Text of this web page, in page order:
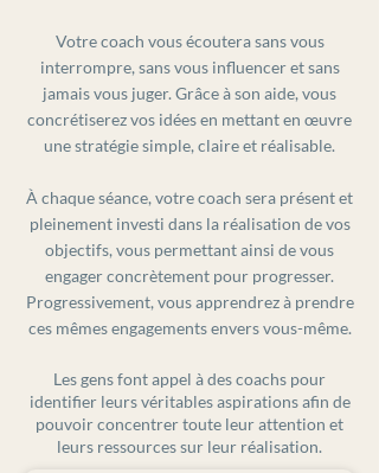
Votre coach vous écoutera sans vous
interrompre, sans vous influencer et sans
jamais vous juger. Grâce à son aide, vous
concrétiserez vos idées en mettant en œuvre
une stratégie simple, claire et réalisable.
À chaque séance, votre coach sera présent et
pleinement investi dans la réalisation de vos
objectifs, vous permettant ainsi de vous
engager concrètement pour progresser.
Progressivement, vous apprendrez à prendre
ces mêmes engagements envers vous-même.
Les gens font appel à des coachs pour
identifier leurs véritables aspirations afin de
pouvoir concentrer toute leur attention et
leurs ressources sur leur réalisation.